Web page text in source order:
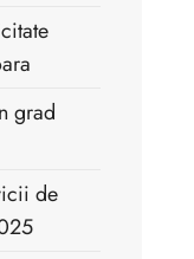
grad
de